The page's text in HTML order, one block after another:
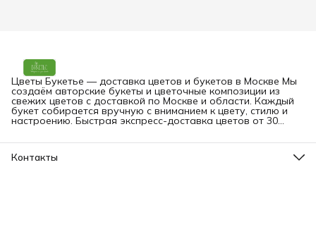
Цветы Букетье — доставка цветов и букетов в Москве Мы
создаём авторские букеты и цветочные композиции из
свежих цветов с доставкой по Москве и области. Каждый
букет собирается вручную с вниманием к цвету, стилю и
настроению. Быстрая экспресс-доставка цветов от 30
заказать букет онлайн в любое время.
Контакты